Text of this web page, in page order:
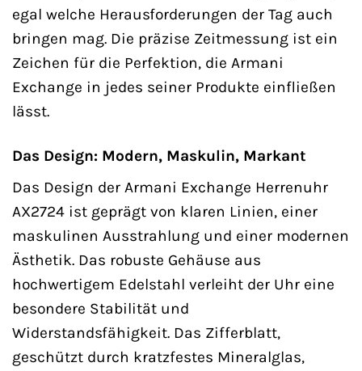
egal welche Herausforderungen der Tag auch
bringen mag. Die präzise Zeitmessung ist ein
Zeichen für die Perfektion, die Armani
Exchange in jedes seiner Produkte einfließen
lässt.
Das Design: Modern, Maskulin, Markant
Das Design der Armani Exchange Herrenuhr
AX2724 ist geprägt von klaren Linien, einer
maskulinen Ausstrahlung und einer modernen
Ästhetik. Das robuste Gehäuse aus
hochwertigem Edelstahl verleiht der Uhr eine
besondere Stabilität und
Widerstandsfähigkeit. Das Zifferblatt,
geschützt durch kratzfestes Mineralglas,